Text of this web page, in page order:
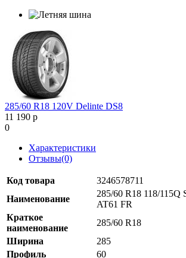
285/60 R18 120V Delinte DS8
11 190 р
0
Характеристики
Отзывы(0)
Код товара
3246578711
Наименование
285/60 R18 118/115Q
AT61 FR
Краткое
наименование
285/60 R18
Ширина
285
Профиль
60